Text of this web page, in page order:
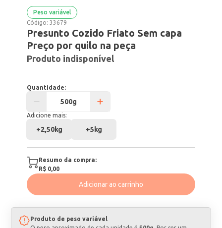
Peso variável
Código:33679
Presunto Cozido Friato Sem capa
Preço por quilo na peça
Produto indisponível
Quantidade:
Adicione mais:
+2,50kg +5kg
Resumo da compra:
R$ 0,00
Adicionar ao carrinho
Produto de peso variável